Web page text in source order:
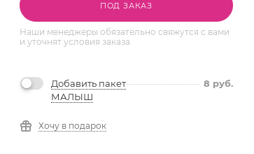
ПОД ЗАКАЗ
Наши менеджеры обязательно свяжутся с вами
и уточнят условия заказа
Добавить пакет
МАЛЫШ
8 руб.
Хочу в подарок